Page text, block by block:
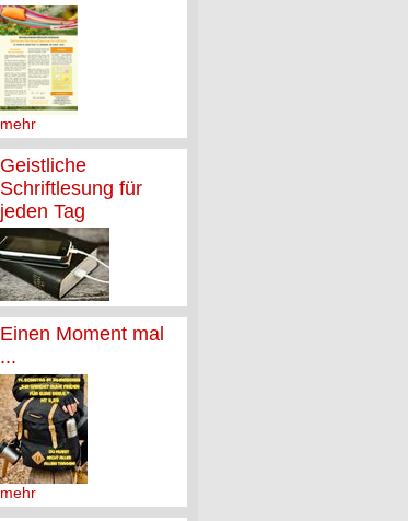
mehr
Geistliche
Schriftlesung für
jeden Tag
Einen Moment mal
...
mehr